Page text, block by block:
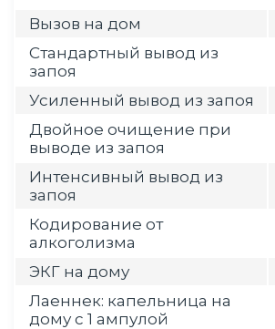
Вызов на дом
Стандартный вывод из
запоя
Усиленный вывод из запоя
Двойное очищение при
выводе из запоя
Интенсивный вывод из
запоя
Кодирование от
алкоголизма
ЭКГ на дому
Лаеннек: капельница на
дому с 1 ампулой